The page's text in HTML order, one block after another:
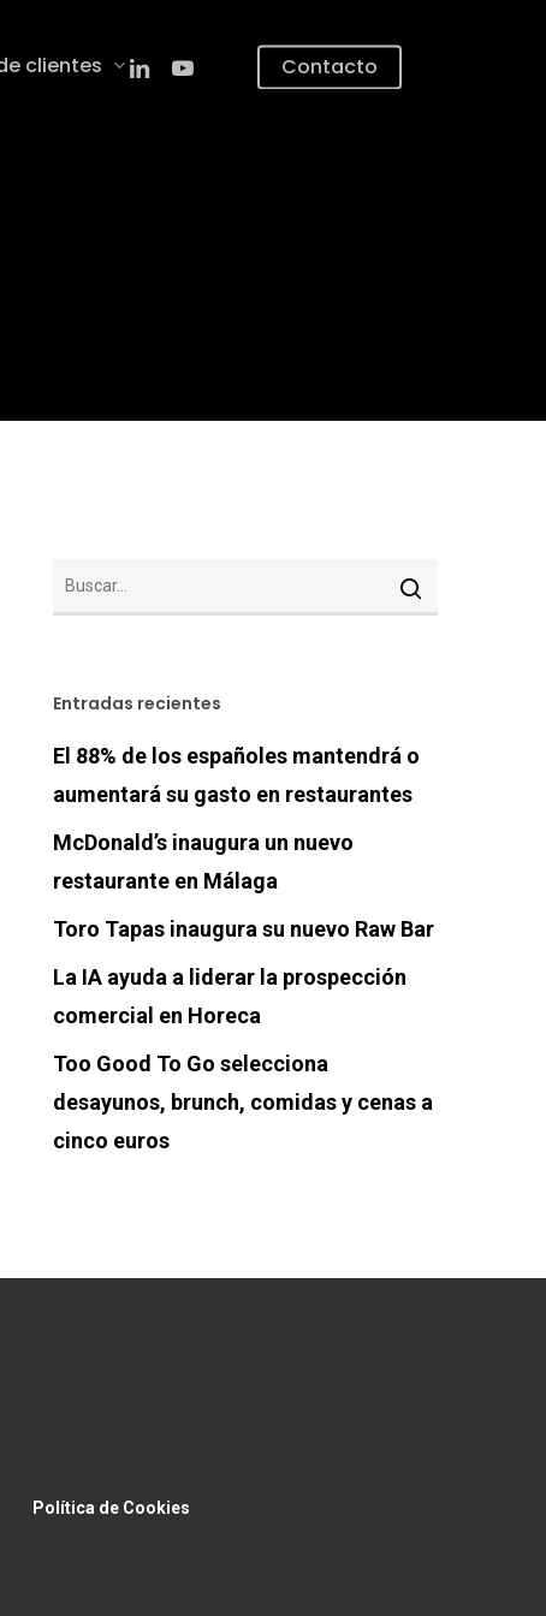
clientes linkedinyoutube Contacto
Entradas recientes
El 88% de los españoles mantendrá o
aumentará su gasto en restaurantes
McDonald’s inaugura un nuevo
restaurante en Málaga
Toro Tapas inaugura su nuevo Raw Bar
La IA ayuda a liderar la prospección
comercial en Horeca
Too Good To Go selecciona
desayunos, brunch, comidas y cenas a
cinco euros
Política de Cookies